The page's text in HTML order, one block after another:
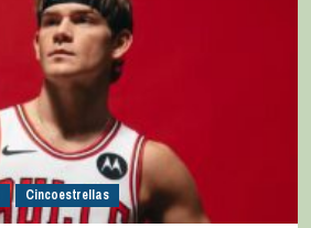
Cincoestrellas